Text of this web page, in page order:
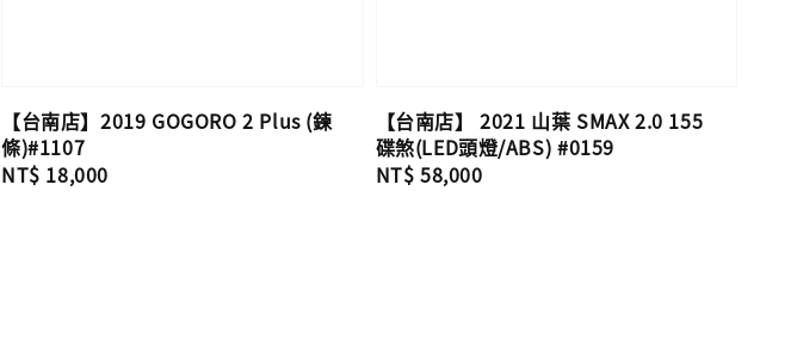
【台南店】2019 GOGORO 2 Plus (鍊
條)#1107
Regular
NT$ 18,000
【台南店】 2021 山葉 SMAX 2.0 155
碟煞(LED頭燈/ABS) #0159
Regular
NT$ 58,000